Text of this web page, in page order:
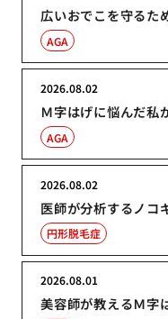
広いおでこを守るた
AGA
Ｍ字はげに悩んだ私
2026.08.02
AGA
医師が分析するノコ
2026.08.02
円形脱毛症
美容師が教えるＭ字
2026.08.01